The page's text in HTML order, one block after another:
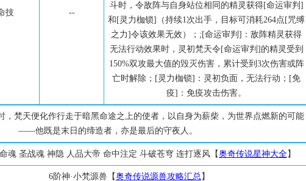
技 --
斗时，令敌阵与自身站位相同的精灵获得[命运审判]
和[灵力枷锁]（持续1次出手，目标可消耗264点[咒缚
之力]令该效果无效）；;[命运审判]：敌阵精灵获得
无法行动效果时，灵初梵天令[命运审判]的精灵受到
150%双攻最大值的毁灭伤害，累计受到3次伤害或阵
亡时解除；[灵力枷锁]：灵初负面，无法行动；[免
疫]：免疫攻击伤害。
，梵天便化作行走于暗黑命途之上的使者，以自身为薪柴，为世界点燃新的可能
——他既是末日的缔造者，亦是最后的守夜人。
魂 圣战魂 神隐 人品大帝 命中注定 斗破苍穹 连打逐风【奥奇传说星神大全】
6阶神·小梵源兽【奥奇传说源兽攻略汇总 】